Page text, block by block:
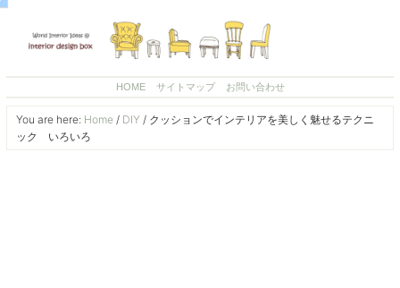
HOME サイトマップ お問い合わせ
You are here: Home / DIY /クッションでインテリアを美しく魅せるテクニ
ック いろいろ